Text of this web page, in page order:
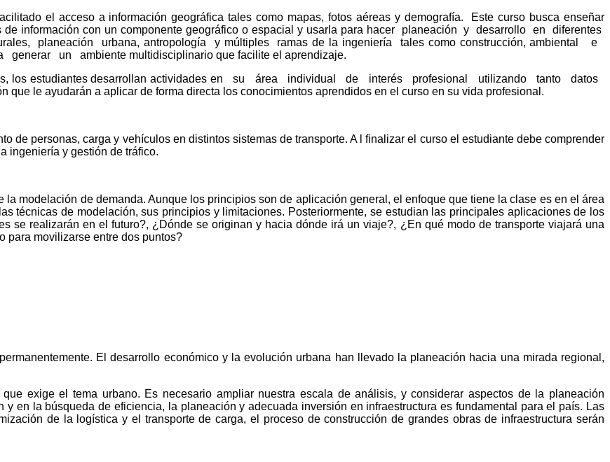
el acceso a información geográfica tales como mapas, fotos aéreas y demografía. Este curso busca enseñar
información con un componente geográfico o espacial y usarla para hacer planeación y desarrollo en diferentes
planeación urbana, antropología y múltiples ramas de la ingeniería tales como construcción, ambiental e
un ambiente multidisciplinario que facilite el aprendizaje.
los estudiantes desarrollan actividades en su área individual de interés profesional utilizando tanto datos
le ayudarán a aplicar de forma directa los conocimientos aprendidos en el curso en su vida profesional.
de personas, carga y vehículos en distintos sistemas de transporte. A l finalizar el curso el estudiante debe comprender
ingeniería y gestión de tráfico.
modelación de demanda. Aunque los principios son de aplicación general, el enfoque que tiene la clase es en el área
técnicas de modelación, sus principios y limitaciones. Posteriormente, se estudian las principales aplicaciones de los
se realizarán en el futuro?, ¿Dónde se originan y hacia dónde irá un viaje?, ¿En qué modo de transporte viajará una
para movilizarse entre dos puntos?
El desarrollo económico y la evolución urbana han llevado la planeación hacia una mirada regional,
exige el tema urbano. Es necesario ampliar nuestra escala de análisis, y considerar aspectos de la planeación
en la búsqueda de eficiencia, la planeación y adecuada inversión en infraestructura es fundamental para el país. Las
de la logística y el transporte de carga, el proceso de construcción de grandes obras de infraestructura serán